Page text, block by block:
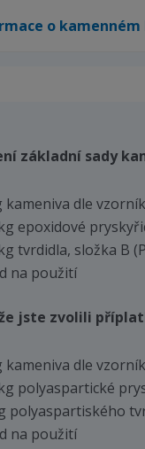
o kamenném
základní sady
kameniva dle
epoxidové
tvrdidla, složka B
na použití
jste zvolili
kameniva dle
polyaspartické
polyaspartiského
na použití